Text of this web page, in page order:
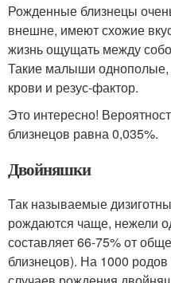
Рожденные близнецы
внешне, имеют схожие
жизнь ощущать между
Такие малыши однополые,
крови и резус-фактор.
Это интересно!
близнецов равна 0,035%.
Двойняшки
Так называемые
рождаются чаще, нежели
составляет 66-75% от
близнецов). На 1000